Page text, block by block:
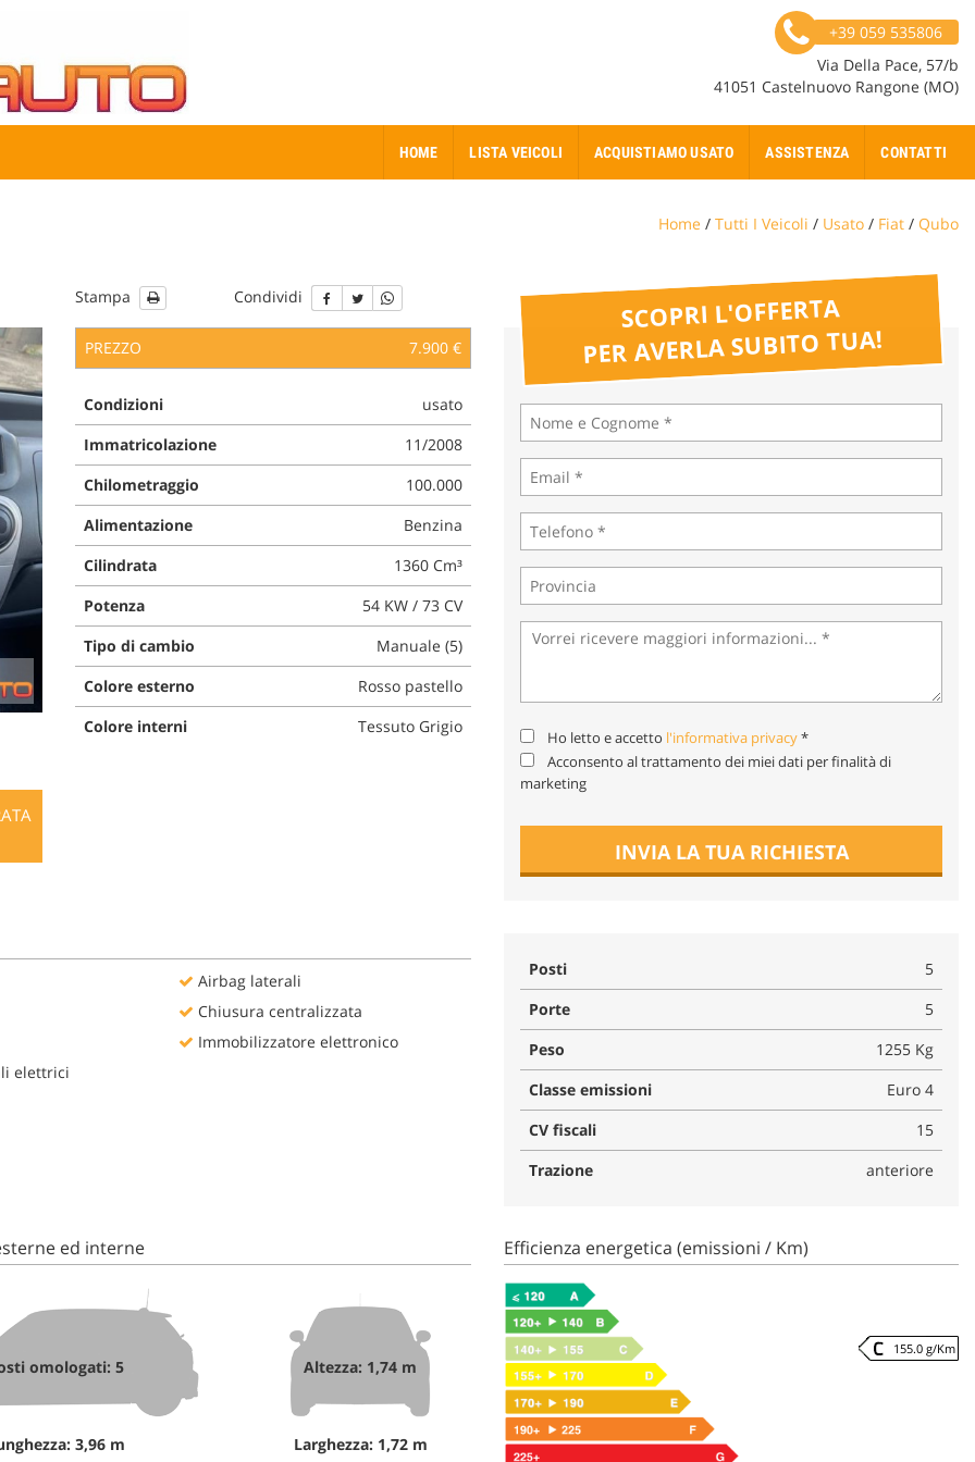
+39 059 535806
Via Della Pace, 57/b
41051 Castelnuovo Rangone (MO)
HOME LISTA VEICOLI ACQUISTIAMO USATO ASSISTENZA CONTATTI
Home / Tutti I Veicoli / Usato / Fiat / Qubo
Stampa Condividi
PREZZO 7.900 €
Condizioni
usato
Immatricolazione
11/2008
Chilometraggio
100.000
Alimentazione
Benzina
Cilindrata
1360 Cm³
Potenza
54 KW / 73 CV
Tipo di cambio
Manuale (5)
Colore esterno
Rosso pastello
Colore interni
Tessuto Grigio
SCOPRI L'OFFERTA
PER AVERLA SUBITO TUA!
Ho letto e accetto l'informativa privacy*
Acconsento al trattamento dei miei dati per finalità di
marketing
INVIA LA TUA RICHIESTA
elettrici
Airbag laterali
Chiusura centralizzata
Immobilizzatore elettronico
Posti
5
Porte
5
Peso
1255 Kg
Classe emissioni
Euro 4
CV fiscali
15
Trazione
anteriore
ed interne
omologati: 5
3,96 m
Altezza: 1,74 m
Larghezza: 1,72 m
Efficienza energetica (emissioni / Km)
155.0 g/Km